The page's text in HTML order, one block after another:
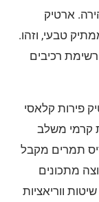
ארטיק
טבעי, וזהו.
רכיבים
פירות קלאסי
קרמי משלב
תמרים מקבל
מתכונים
ווריאציות